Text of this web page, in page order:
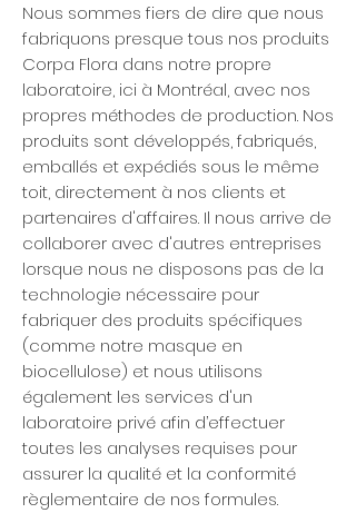
Nous sommes fiers de dire que nous
fabriquons presque tous nos produits
Corpa Flora dans notre propre
laboratoire, ici à Montréal, avec nos
propres méthodes de production. Nos
produits sont développés, fabriqués,
emballés et expédiés sous le même
toit, directement à nos clients et
partenaires d'affaires. Il nous arrive de
collaborer avec d'autres entreprises
lorsque nous ne disposons pas de la
technologie nécessaire pour
fabriquer des produits spécifiques
(comme notre masque en
biocellulose) et nous utilisons
également les services d'un
laboratoire privé afin d’effectuer
toutes les analyses requises pour
assurer la qualité et la conformité
règlementaire de nos formules.